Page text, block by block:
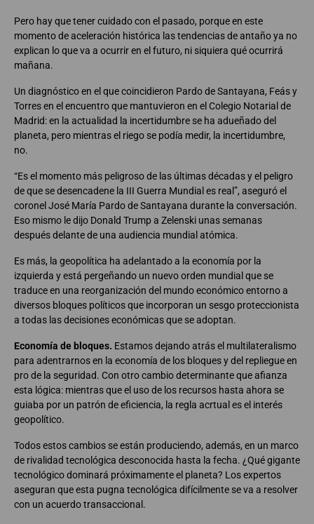
Pero hay que tener cuidado con el pasado, porque en este
momento de aceleración histórica las tendencias de antaño ya no
explican lo que va a ocurrir en el futuro, ni siquiera qué ocurrirá
mañana.
Un diagnóstico en el que coincidieron Pardo de Santayana, Feás y
Torres en el encuentro que mantuvieron en el Colegio Notarial de
Madrid: en la actualidad la incertidumbre se ha adueñado del
planeta, pero mientras el riego se podía medir, la incertidumbre,
no.
“Es el momento más peligroso de las últimas décadas y el peligro
de que se desencadene la III Guerra Mundial es real”, aseguró el
coronel José María Pardo de Santayana durante la conversación.
Eso mismo le dijo Donald Trump a Zelenski unas semanas
después delante de una audiencia mundial atómica.
Es más, la geopolítica ha adelantado a la economía por la
izquierda y está pergeñando un nuevo orden mundial que se
traduce en una reorganización del mundo económico entorno a
diversos bloques políticos que incorporan un sesgo proteccionista
a todas las decisiones económicas que se adoptan.
Economía de bloques. Estamos dejando atrás el multilateralismo
para adentrarnos en la economía de los bloques y del repliegue en
pro de la seguridad. Con otro cambio determinante que afianza
esta lógica: mientras que el uso de los recursos hasta ahora se
guiaba por un patrón de eficiencia, la regla acrtual es el interés
geopolítico.
Todos estos cambios se están produciendo, además, en un marco
de rivalidad tecnológica desconocida hasta la fecha. ¿Qué gigante
tecnológico dominará próximamente el planeta? Los expertos
aseguran que esta pugna tecnológica difícilmente se va a resolver
con un acuerdo transaccional.